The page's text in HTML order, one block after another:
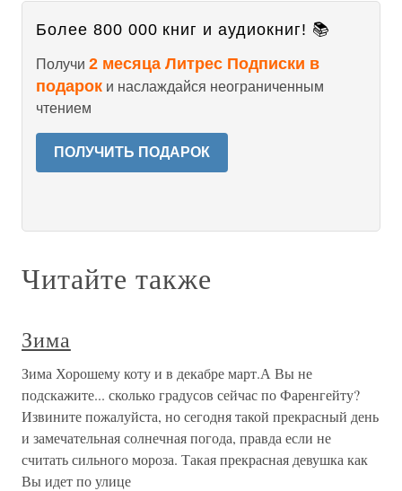
Более 800 000 книг и аудиокниг! 📚
Получи 2 месяца Литрес Подписки в
подарок и наслаждайся неограниченным
чтением
ПОЛУЧИТЬ ПОДАРОК
Читайте также
Зима
Зима Хорошему коту и в декабре март.А Вы не
подскажите... сколько градусов сейчас по Фаренгейту?
Извините пожалуйста, но сегодня такой прекрасный день
и замечательная солнечная погода, правда если не
считать сильного мороза. Такая прекрасная девушка как
Вы идет по улице